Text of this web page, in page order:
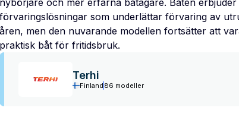
nybörjare och mer erfarna båtägare. Båten
förvaringslösningar som underlättar förvaring av
åren, men den nuvarande modellen fortsätter att
praktisk båt för fritidsbruk.
Terhi
Finland 86 modeller